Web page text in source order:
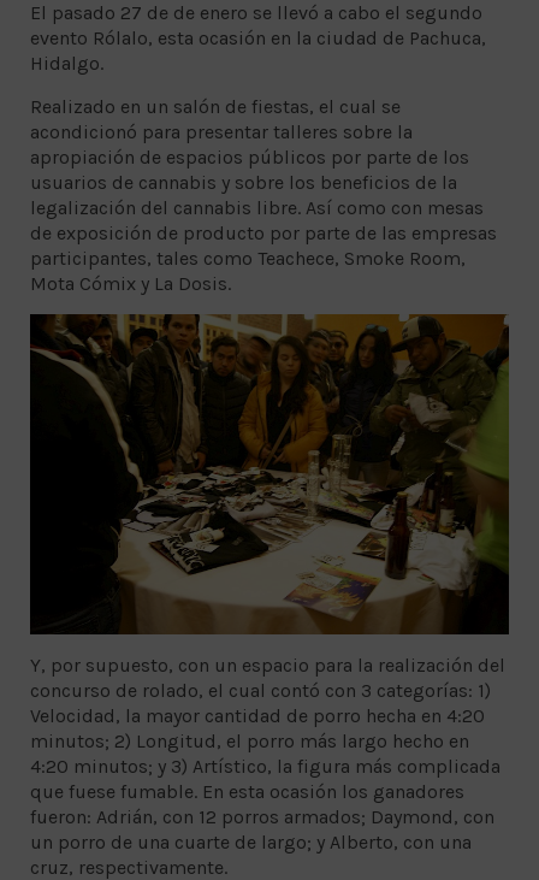
El pasado 27 de de enero se llevó a cabo el segundo
evento Rólalo, esta ocasión en la ciudad de Pachuca,
Hidalgo.
Realizado en un salón de fiestas, el cual se
acondicionó para presentar talleres sobre la
apropiación de espacios públicos por parte de los
usuarios de cannabis y sobre los beneficios de la
legalización del cannabis libre. Así como con mesas
de exposición de producto por parte de las empresas
participantes, tales como Teachece, Smoke Room,
Mota Cómix y La Dosis.
Y, por supuesto, con un espacio para la realización del
concurso de rolado, el cual contó con 3 categorías: 1)
Velocidad, la mayor cantidad de porro hecha en 4:20
minutos; 2) Longitud, el porro más largo hecho en
4:20 minutos; y 3) Artístico, la figura más complicada
que fuese fumable. En esta ocasión los ganadores
fueron: Adrián, con 12 porros armados; Daymond, con
un porro de una cuarte de largo; y Alberto, con una
cruz, respectivamente.